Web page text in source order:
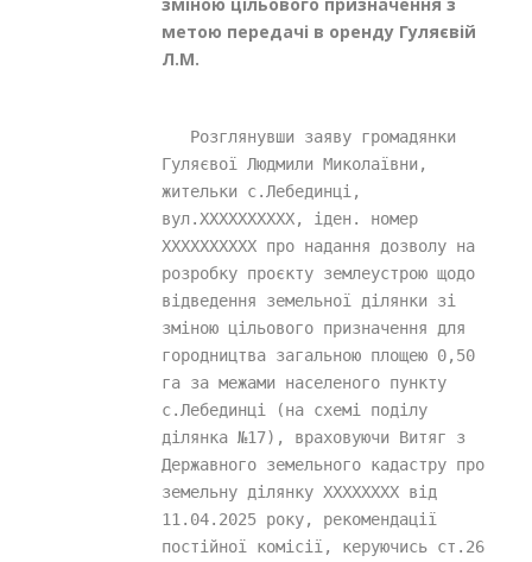
метою передачі в оренду Гуляєвій
Л.М.
Розглянувши заяву громадянки
Гуляєвої Людмили Миколаївни,
жительки с.Лебединці,
вул.XXXXXXXXXX, іден. номер
XXXXXXXXXX про надання дозволу на
розробку проєкту землеустрою щодо
відведення земельної ділянки зі
зміною цільового призначення для
городництва загальною площею 0,50
га за межами населеного пункту
с.Лебединці (на схемі поділу
ділянка №17), враховуючи Витяг з
Державного земельного кадастру про
земельну ділянку XXXXXXXX від
11.04.2025 року, рекомендації
постійної комісії, керуючись ст.26